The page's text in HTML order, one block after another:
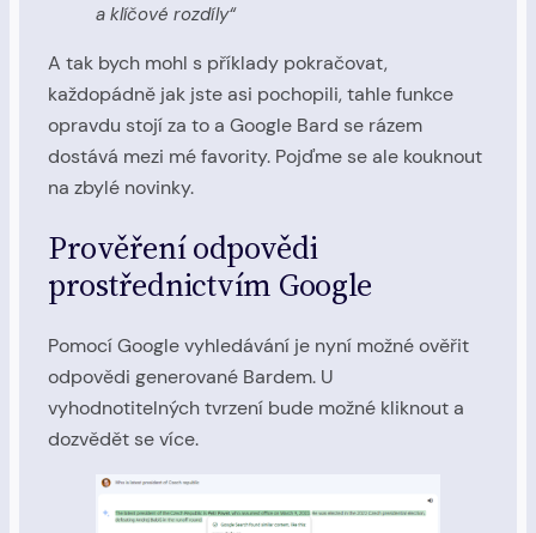
a klíčové rozdíly“
A tak bych mohl s příklady pokračovat,
každopádně jak jste asi pochopili, tahle funkce
opravdu stojí za to a Google Bard se rázem
dostává mezi mé favority. Pojďme se ale kouknout
na zbylé novinky.
Prověření odpovědi
prostřednictvím Google
Pomocí Google vyhledávání je nyní možné ověřit
odpovědi generované Bardem. U
vyhodnotitelných tvrzení bude možné kliknout a
dozvědět se více.